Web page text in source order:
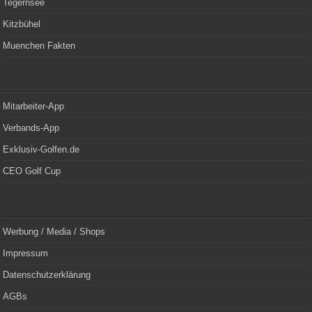
Tegernsee
Kitzbühel
Muenchen Fakten
Mitarbeiter-App
Verbands-App
Exklusiv-Golfen.de
CEO Golf Cup
Werbung / Media / Shops
Impressum
Datenschutzerklärung
AGBs